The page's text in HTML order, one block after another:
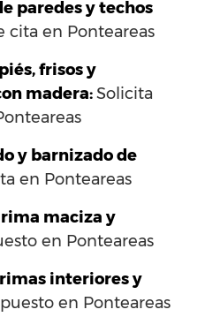
paredes y techos
cita en Ponteareas
frisos y
madera:Solicita
y barnizado de
en Ponteareas
maciza y
en Ponteareas
interiores y
en Ponteareas